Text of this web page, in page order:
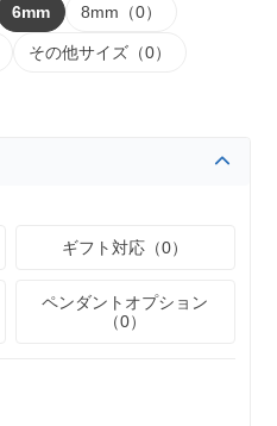
6mm 8mm（0）
その他サイズ（0）
ギフト対応（0）
ペンダントオプション
（0）